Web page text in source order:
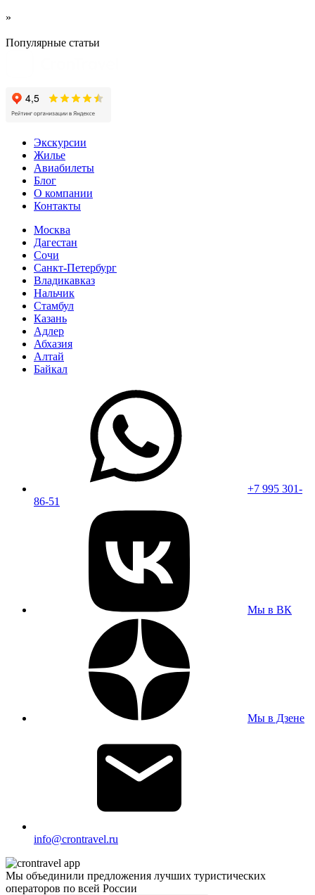
»
Популярные статьи
Экскурсии
Жилье
Авиабилеты
Блог
О компании
Контакты
Москва
Дагестан
Сочи
Санкт-Петербург
Владикавказ
Нальчик
Стамбул
Казань
Адлер
Абхазия
Алтай
Байкал
+7 995 301-
86-51
Мы в ВК
Мы в Дзене
info@crontravel.ru
Мы объединили предложения лучших туристических
операторов по всей России